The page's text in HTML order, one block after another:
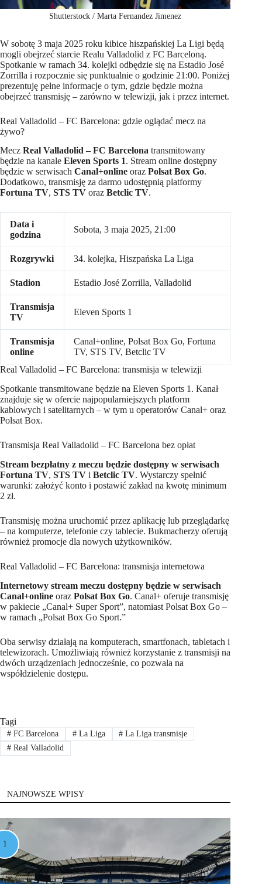
Shutterstock / Marta Fernandez Jimenez
W sobotę 3 maja 2025 roku kibice hiszpańskiej La Ligi będą
mogli obejrzeć starcie Realu Valladolid z FC Barceloną.
Spotkanie w ramach 34. kolejki odbędzie się na Estadio José
Zorrilla i rozpocznie się punktualnie o godzinie 21:00. Poniżej
prezentuję pełne informacje o tym, gdzie będzie można
obejrzeć transmisję – zarówno w telewizji, jak i przez internet.
Real Valladolid – FC Barcelona: gdzie oglądać mecz na
żywo?
Mecz Real Valladolid – FC Barcelona transmitowany
będzie na kanale Eleven Sports 1. Stream online dostępny
będzie w serwisach Canal+online oraz Polsat Box Go.
Dodatkowo, transmisję za darmo udostępnią platformy
Fortuna TV, STS TV oraz Betclic TV.
Data i
godzina
Sobota, 3 maja 2025, 21:00
Rozgrywki 34. kolejka, Hiszpańska La Liga
Stadion Estadio José Zorrilla, Valladolid
Transmisja
TV
Eleven Sports 1
Transmisja
online
Canal+online, Polsat Box Go, Fortuna
TV, STS TV, Betclic TV
Real Valladolid – FC Barcelona: transmisja w telewizji
Spotkanie transmitowane będzie na Eleven Sports 1. Kanał
znajduje się w ofercie najpopularniejszych platform
kablowych i satelitarnych – w tym u operatorów Canal+ oraz
Polsat Box.
Transmisja Real Valladolid – FC Barcelona bez opłat
Stream bezpłatny z meczu będzie dostępny w serwisach
Fortuna TV, STS TV i Betclic TV. Wystarczy spełnić
warunki: założyć konto i postawić zakład na kwotę minimum
2 zł.
Transmisję można uruchomić przez aplikację lub przeglądarkę
– na komputerze, telefonie czy tablecie. Bukmacherzy oferują
również promocje dla nowych użytkowników.
Real Valladolid – FC Barcelona: transmisja internetowa
Internetowy stream meczu dostępny będzie w serwisach
Canal+online oraz Polsat Box Go. Canal+ oferuje transmisję
w pakiecie „Canal+ Super Sport”, natomiast Polsat Box Go –
w ramach „Polsat Box Go Sport.”
Oba serwisy działają na komputerach, smartfonach, tabletach i
telewizorach. Umożliwiają również korzystanie z transmisji na
dwóch urządzeniach jednocześnie, co pozwala na
współdzielenie dostępu.
Tagi
#FC Barcelona #La Liga # La Liga transmisje
#Real Valladolid
NAJNOWSZE WPISY